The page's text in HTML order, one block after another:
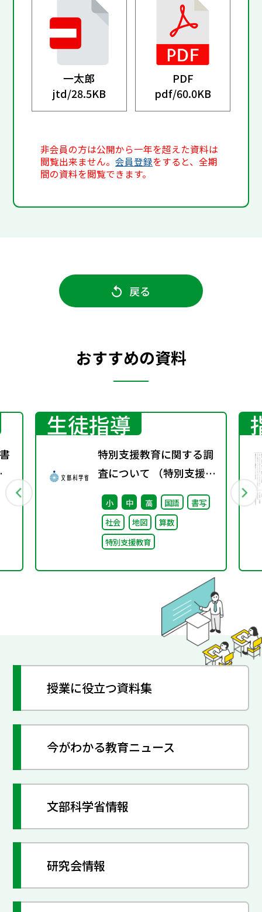
一太郎
jtd/28.5KB
PDF
pdf/60.0KB
非会員の方は公開から一年を超えた資料は
閲覧出来ません。会員登録をすると、全期
間の資料を閲覧できます。
戻る
おすすめの資料
生徒指導
特別支援教育に関する調
査について （特別支援教
育体制整備状況調査、通
級による指導実施状況調
査）
小 中 高 国語
書写
社会
地図
算数
特別支援教育
授業に役立つ資料集
今がわかる教育ニュース
文部科学省情報
研究会情報